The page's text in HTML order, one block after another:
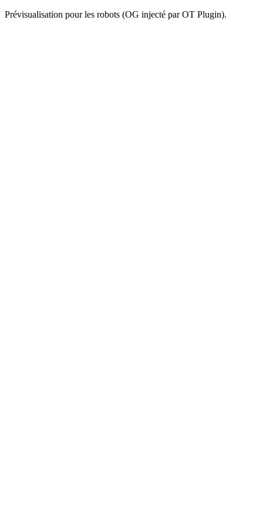
Prévisualisation pour les robots (OG injecté par OT Plugin).